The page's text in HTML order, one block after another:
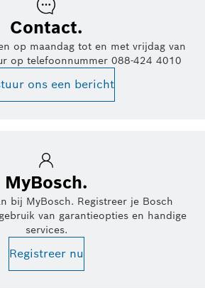
Contact.
op maandag tot en met vrijdag van
op telefoonnummer 088-424 4010
ons een bericht
MyBosch.
bij MyBosch. Registreer je Bosch
van garantieopties en handige
services.
Registreer nu